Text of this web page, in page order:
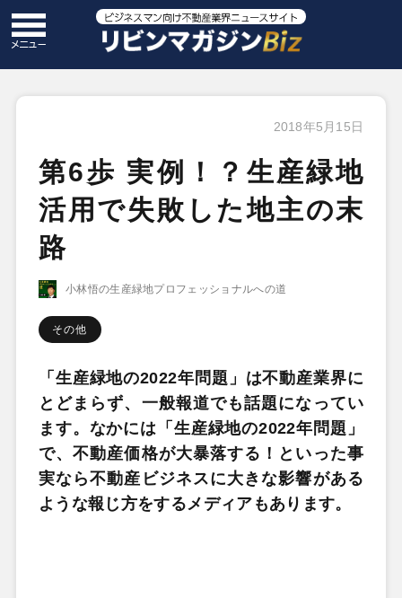
2018年5月15日
第6歩 実例！？生産緑地
活用で失敗した地主の末
路
小林悟の生産緑地プロフェッショナルへの道
その他
「生産緑地の2022年問題」は不動産業界に
とどまらず、一般報道でも話題になってい
ます。なかには「生産緑地の2022年問題」
で、不動産価格が大暴落する！といった事
実なら不動産ビジネスに大きな影響がある
ような報じ方をするメディアもあります。